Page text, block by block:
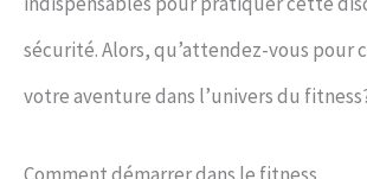
sécurité. Alors, qu’attendez-vous pour
votre aventure dans l’univers du